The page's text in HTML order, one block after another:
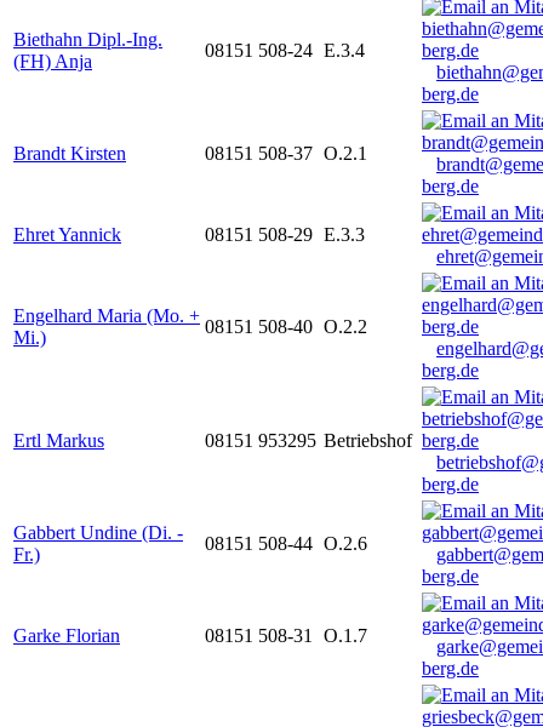
Biethahn Dipl.-Ing.
(FH) Anja
08151 508-24 E.3.4
berg.de
Brandt Kirsten 08151 508-37 O.2.1
berg.de
Ehret Yannick 08151 508-29 E.3.3
Engelhard Maria (Mo. +
Mi.)
08151 508-40 O.2.2
berg.de
Ertl Markus 08151 953295 Betriebshof
berg.de
Gabbert Undine (Di. -
Fr.)
08151 508-44 O.2.6
berg.de
Garke Florian 08151 508-31 O.1.7
berg.de